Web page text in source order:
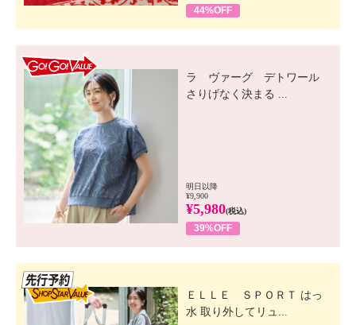
44%OFF
ラ ヴァーグ デトワール
さりげなく決まる ...
明日以降
¥9,900
¥5,980(税込)
39%OFF
ＥＬＬＥ ＳＰＯＲＴ はっ
水 取り外してリュ...